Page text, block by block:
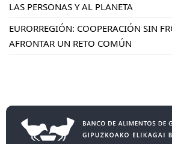
LAS PERSONAS Y AL PLANETA
EURORREGIÓN: COOPERACIÓN SIN
AFRONTAR UN RETO COMÚN